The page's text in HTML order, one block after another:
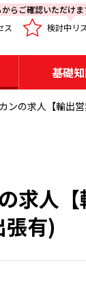
ス 検討中リ
らご確認いただけま
基礎
ンの求人【輸出
求人
有)